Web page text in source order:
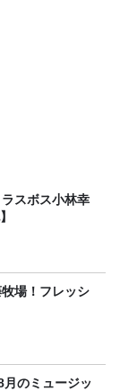
スボス小林幸
場！フレッシ
月のミュージッ